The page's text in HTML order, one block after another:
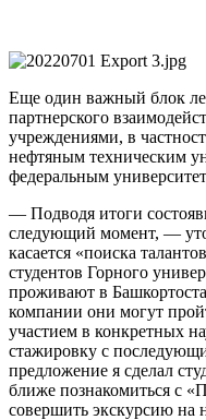
Еще один важный блок
партнерского
учреждениями, в
нефтяным техническим
федеральным
— Подводя итоги
следующий момент, —
касается «поиска
студентов Горного
проживают в
компании они могут
участием в конкретных
стажировку с
предложение я сделал
ближе познакомиться с
совершить экскурсию на